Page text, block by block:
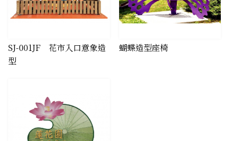
SJ-001JF 花市入口意象造
型
​蝴蝶造型座椅